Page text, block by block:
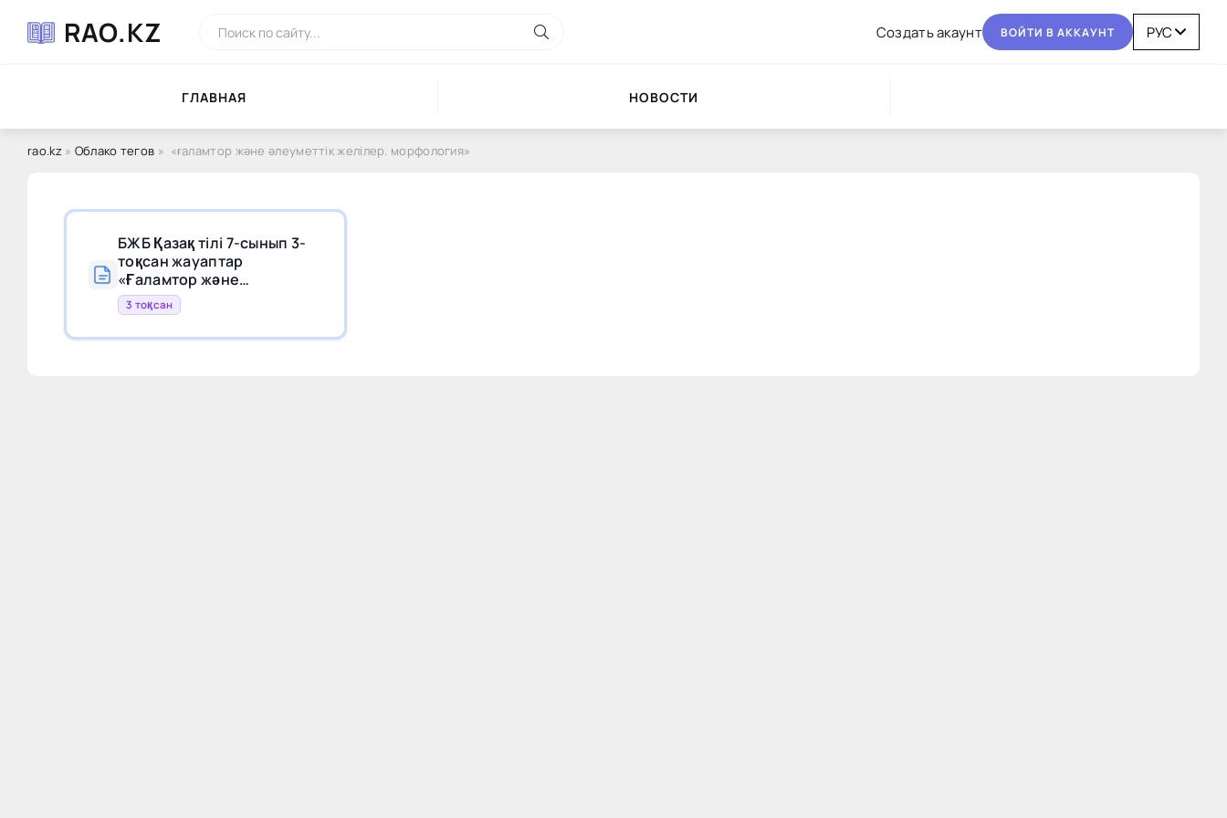
RAO.KZ Coздaть aкaунт BOЙТИ В AККAУНТ
ГЛAВНAЯ НОВОСТИ
rao.kz» Облако тегов » «ғаламтор және әлеуметтік желілер. морфология»
БЖБ Қазақ тілі 7-сынып 3-
тоқсан жауаптар
«Ғаламтор және
әлеуметтік желілер.
3 тоқсан